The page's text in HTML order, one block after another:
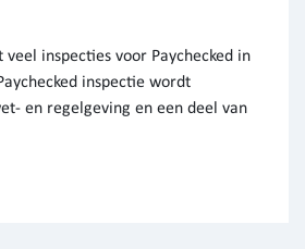
veel inspecties voor Paychecked in
inspectie wordt
en regelgeving en een deel van